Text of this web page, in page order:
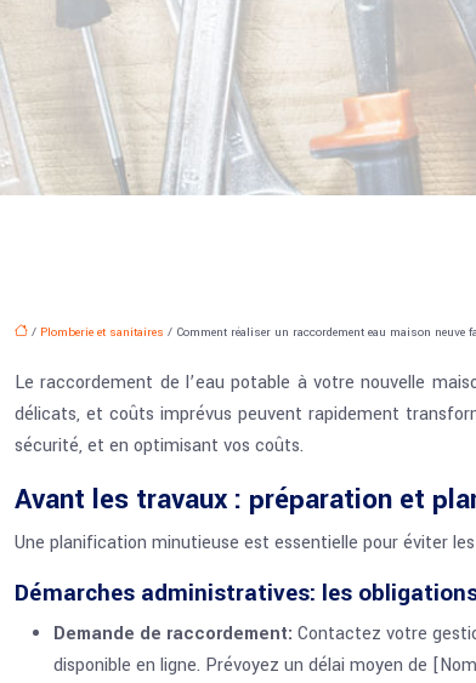
/ Plomberie et sanitaires / Comment réaliser un raccordement eau maison neuve
Le raccordement de l’eau potable à votre nouvelle
délicats, et coûts imprévus peuvent rapidement
sécurité, et en optimisant vos coûts.
Avant les travaux : préparation et
Une planification minutieuse est essentielle pour éviter
Démarches administratives: les
Demande de raccordement: Contactez votre
disponible en ligne. Prévoyez un délai moyen de